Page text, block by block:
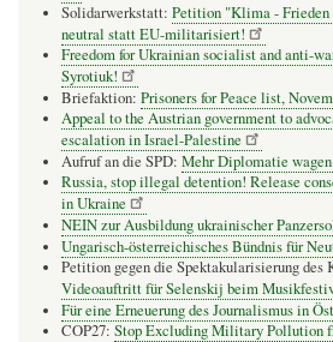
Solidarwerkstatt: Petition "Klima -
neutral statt EU-militarisiert!
Freedom for Ukrainian socialist and anti-
Syrotiuk!
Briefaktion: Prisoners for Peace list,
Appeal to the Austrian government to
escalation in Israel-Palestine
Aufruf an die SPD: Mehr Diplomatie
Russia, stop illegal detention! Release
in Ukraine
NEIN zur Ausbildung ukrainischer
Ungarisch-österreichisches Bündnis für
Petition gegen die Spektakularisierung des
Videoauftritt für Selenskij beim
Für eine Erneuerung des Journalismus in
COP27: Stop Excluding Military Pollution